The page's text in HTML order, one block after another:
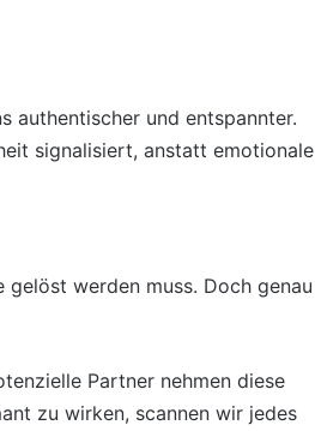
authentischer und entspannter.
signalisiert, anstatt emotionale
werden muss. Doch genau
Partner nehmen diese
zu wirken, scannen wir jedes